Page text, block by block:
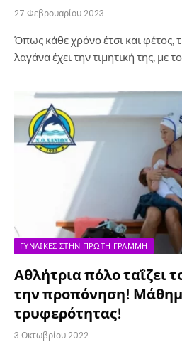
27 Φεβρουαρίου 2023
Όπως κάθε χρόνο έτσι και φέτος,
λαγάνα έχει την τιμητική της, με
ΓΥΝΑΊΚΕΣ ΣΤΗΝ ΠΡΏΤΗ ΓΡΑΜΜΉ
Αθλήτρια πόλο ταΐζει
την προπόνηση!
τρυφερότητας!
3 Οκτωβρίου 2022